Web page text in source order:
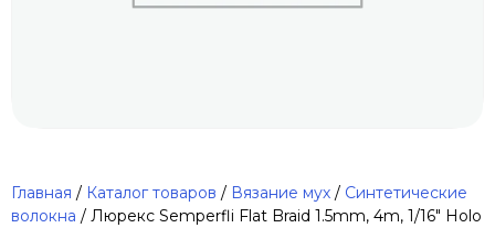
Главная / Каталог товаров / Вязание мух / Синтетические
волокна / Люрекс Semperfli Flat Braid 1.5mm, 4m, 1/16″ Holo